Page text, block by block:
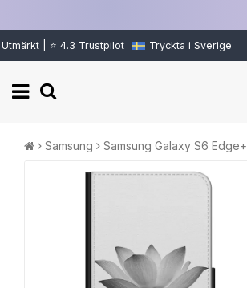
Utmärkt | ⭐ 4.3 Trustpilot Tryckta i Sverige
Samsung Samsung Galaxy S6 Edge+